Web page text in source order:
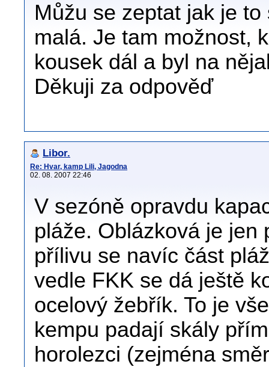
Můžu se zeptat jak je
malá. Je tam možnost,
kousek dál a byl na
Děkuji za odpověď
Libor.
Re: Hvar, kamp Lili, Jagodna
02. 08. 2007 22:46
V sezóně opravdu
pláže. Oblázková je jen
přílivu se navíc část
vedle FKK se dá ještě
ocelový žebřík. To je
kempu padají skály
horolezci (zejména